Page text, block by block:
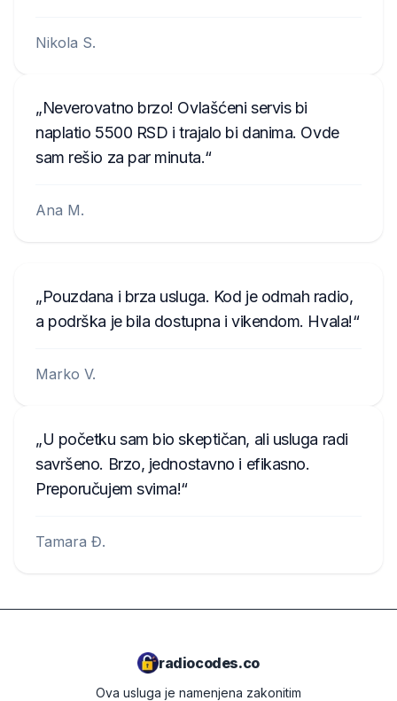
Nikola S.
Neverovatno brzo! Ovlašćeni servis bi
naplatio 5500 RSD i trajalo bi danima. Ovde
sam rešio za par minuta.
Ana M.
Pouzdana i brza usluga. Kod je odmah radio,
a podrška je bila dostupna i vikendom. Hvala!
Marko V.
U početku sam bio skeptičan, ali usluga radi
savršeno. Brzo, jednostavno i efikasno.
Preporučujem svima!
Tamara Đ.
radiocodes.co
Ova usluga je namenjena zakonitim